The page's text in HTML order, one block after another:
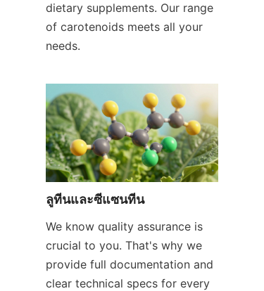
dietary supplements. Our range
of carotenoids meets all your
needs.
ลูทีนและซีแซนทีน
We know quality assurance is
crucial to you. That's why we
provide full documentation and
clear technical specs for every